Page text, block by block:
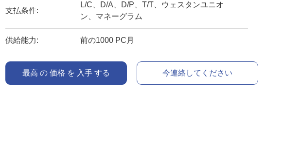
支払条件:
L/C、D/A、D/P、T/T、ウェスタンユニオ
ン、マネーグラム
供給能力: 前の1000 PC月
最高 の 価格 を 入手 する 今連絡してください